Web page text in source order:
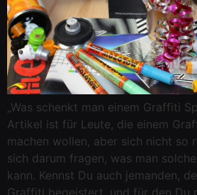
„Was schenkt man einem Graffiti
Artikel ist für Leute, die einem
machen wollen, aber sich nicht so
sich darum fragen, was man
kann. Kennst Du auch jemanden,
Graffiti begeistert, und für den Du